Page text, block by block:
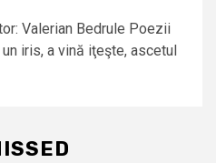
Valerian Bedrule Poezii
iris, a vină iţeşte, ascetul